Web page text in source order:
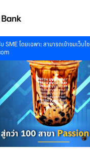
SME โดยเฉพาะ สามารถเข้าชมเว็บ